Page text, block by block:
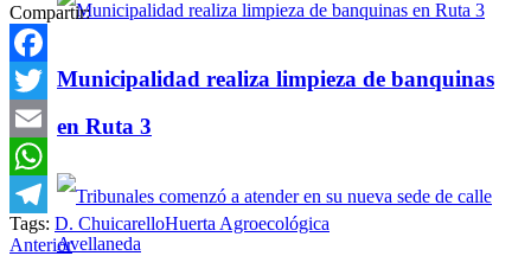
Municipalidad realiza limpieza de banquinas
en Ruta 3
Compartir:
Facebook
Twitter
Email
WhatsApp
Telegram
Tags: D. ChuicarelloHuerta Agroecológica
Anterior